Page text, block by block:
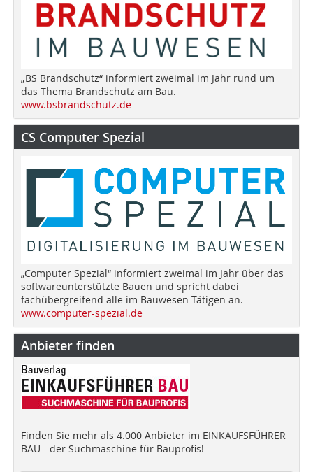
„BS Brandschutz“ informiert zweimal im Jahr rund um
das Thema Brandschutz am Bau.
www.bsbrandschutz.de
CS Computer Spezial
„Computer Spezial“ informiert zweimal im Jahr über das
softwareunterstützte Bauen und spricht dabei
fachübergreifend alle im Bauwesen Tätigen an.
www.computer-spezial.de
Anbieter finden
Finden Sie mehr als 4.000 Anbieter im EINKAUFSFÜHRER
BAU - der Suchmaschine für Bauprofis!